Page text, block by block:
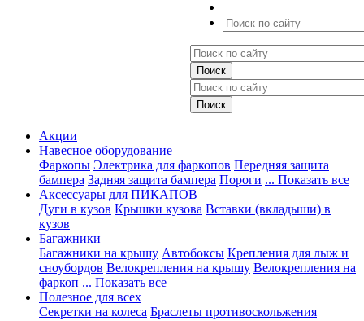
Акции
Навесное оборудование
Фаркопы Электрика для фаркопов Передняя защита
бампера Задняя защита бампера Пороги ... Показать все
Аксессуары для ПИКАПОВ
Дуги в кузов Крышки кузова Вставки (вкладыши) в
кузов
Багажники
Багажники на крышу Автобоксы Крепления для лыж и
сноубордов Велокрепления на крышу Велокрепления на
фаркоп ... Показать все
Полезное для всех
Секретки на колеса Браслеты противоскольжения